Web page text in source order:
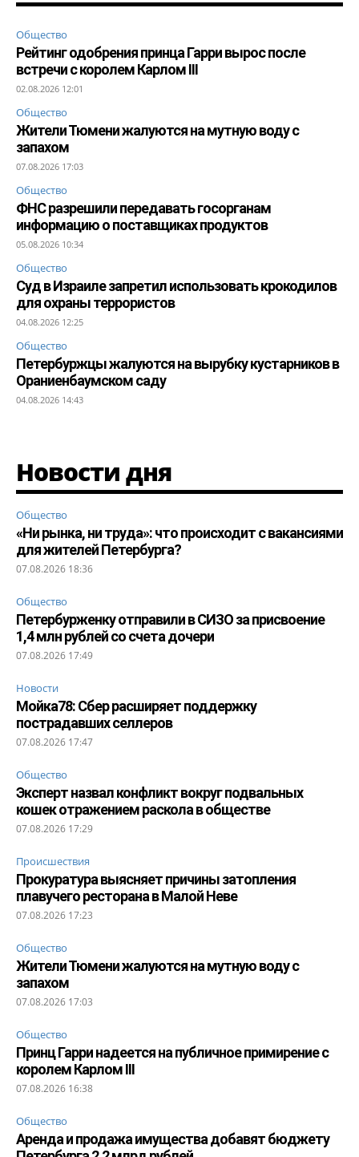
Общество
Рейтинг одобрения принца Гарри вырос после
встречи с королем Карлом III
02.08.2026 12:01
Общество
Жители Тюмени жалуются на мутную воду с
запахом
07.08.2026 17:03
Общество
ФНС разрешили передавать госорганам
информацию о поставщиках продуктов
05.08.2026 10:34
Общество
Суд в Израиле запретил использовать крокодилов
для охраны террористов
04.08.2026 12:25
Общество
Петербуржцы жалуются на вырубку кустарников в
Ораниенбаумском саду
04.08.2026 14:43
Новости дня
Общество
«Ни рынка, ни труда»: что происходит с вакансиями
для жителей Петербурга?
07.08.2026 18:36
Общество
Петербурженку отправили в СИЗО за присвоение
1,4 млн рублей со счета дочери
07.08.2026 17:49
Новости
Мойка78: Сбер расширяет поддержку
пострадавших селлеров
07.08.2026 17:47
Общество
Эксперт назвал конфликт вокруг подвальных
кошек отражением раскола в обществе
07.08.2026 17:29
Происшествия
Прокуратура выясняет причины затопления
плавучего ресторана в Малой Неве
07.08.2026 17:23
Общество
Жители Тюмени жалуются на мутную воду с
запахом
07.08.2026 17:03
Общество
Принц Гарри надеется на публичное примирение с
королем Карлом III
07.08.2026 16:38
Общество
Аренда и продажа имущества добавят бюджету